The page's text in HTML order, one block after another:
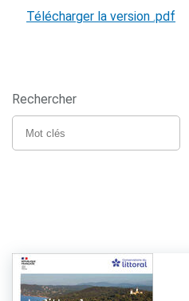
Télécharger la version .pdf
Rechercher